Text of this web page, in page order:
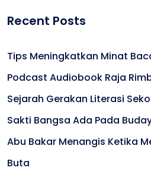
Recent Posts
Tips Meningkatkan Minat
Podcast Audiobook Raja
Sejarah Gerakan Literasi
Sakti Bangsa Ada Pada
Abu Bakar Menangis Ketika
Buta